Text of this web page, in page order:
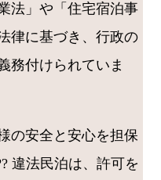
法」や「住宅宿泊事
律に基づき、行政の
務付けられていま
の安全と安心を担保
違法民泊は、許可を